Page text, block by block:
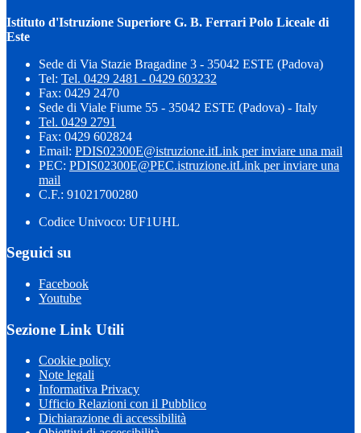
Istituto d'Istruzione Superiore G. B. Ferrari Polo Liceale di
Este
Sede di Via Stazie Bragadine 3 - 35042 ESTE (Padova)
Tel: Tel. 0429 2481 - 0429 603232
Fax: 0429 2470
Sede di Viale Fiume 55 - 35042 ESTE (Padova) - Italy
Tel. 0429 2791
Fax: 0429 602824
Email: PDIS02300E@istruzione.itLink per inviare una mail
PEC: PDIS02300E@PEC.istruzione.itLink per inviare una
mail
C.F.: 91021700280
Codice Univoco: UF1UHL
Seguici su
Facebook
Youtube
Sezione Link Utili
Cookie policy
Note legali
Informativa Privacy
Ufficio Relazioni con il Pubblico
Dichiarazione di accessibilità